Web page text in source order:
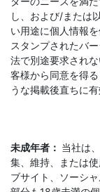
し、および/または
い用途に個人情報
スタンプされたバ
法で別途要求され
客様から同意を得
うな掲載後直ちに有
未成年者： 当社は
集、維持、または
ブサイト、ソーシ